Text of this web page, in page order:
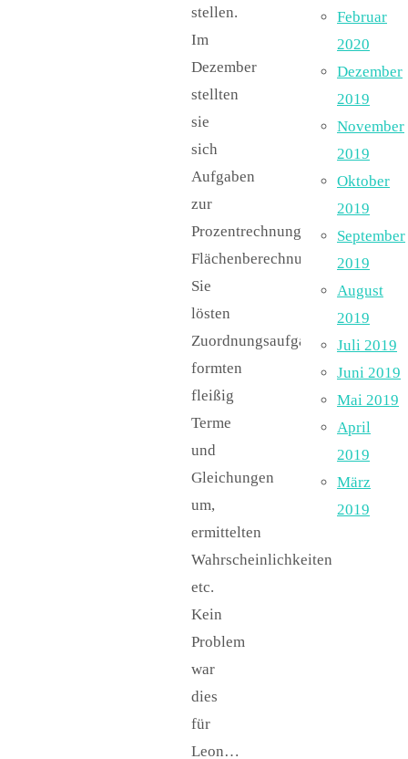
stellen.
Im
Dezember
stellten
sie
sich
Aufgaben
zur
Prozentrechnung,
Flächenberechnung.
Sie
lösten
Zuordnungsaufgaben,
formten
fleißig
Terme
und
Gleichungen
um,
ermittelten
Wahrscheinlichkeiten
etc.
Kein
Problem
war
dies
für
Leon…
Februar
2020
Dezember
2019
November
2019
Oktober
2019
September
2019
August
2019
Juli 2019
Juni 2019
Mai 2019
April
2019
März
2019